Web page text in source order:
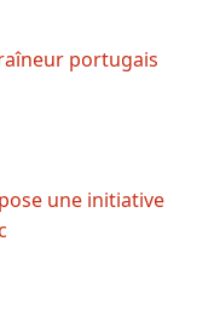
portugais
une initiative